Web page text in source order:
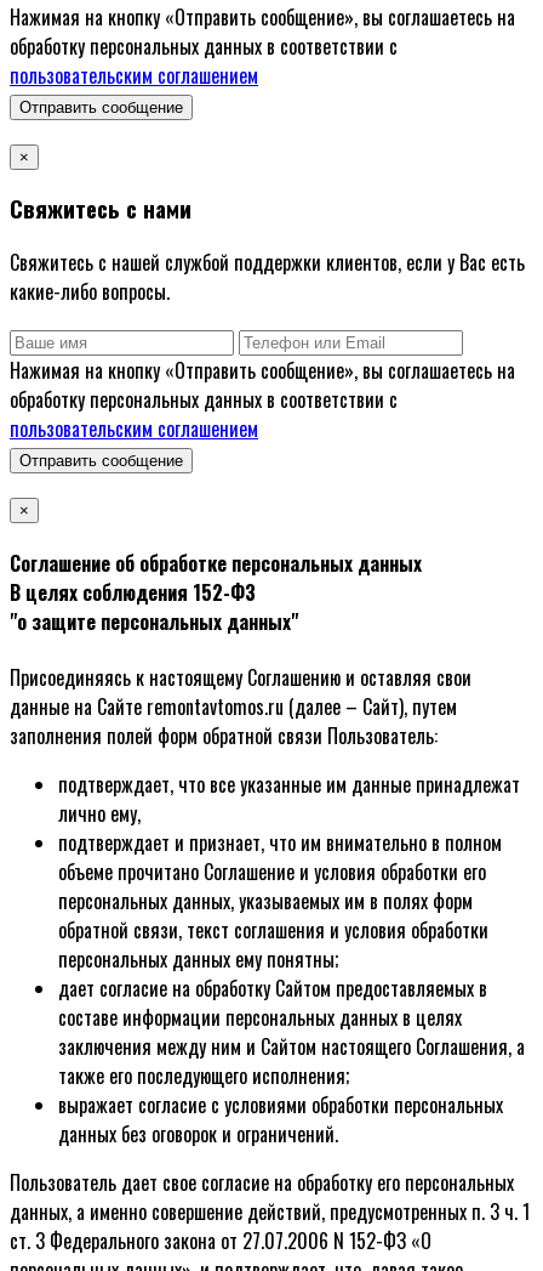
Нажимая на кнопку «Отправить сообщение», вы соглашаетесь на
обработку персональных данных в соответствии с
пользовательским соглашением
Отправить сообщение
×
Свяжитесь с нами
Свяжитесь с нашей службой поддержки клиентов, если у Вас есть
какие-либо вопросы.
Нажимая на кнопку «Отправить сообщение», вы соглашаетесь на
обработку персональных данных в соответствии с
пользовательским соглашением
Отправить сообщение
×
Соглашение об обработке персональных данных
В целях соблюдения 152-ФЗ
"о защите персональных данных"
Присоединяясь к настоящему Соглашению и оставляя свои
данные на Сайте remontavtomos.ru (далее – Сайт), путем
заполнения полей форм обратной связи Пользователь:
подтверждает, что все указанные им данные принадлежат
лично ему,
подтверждает и признает, что им внимательно в полном
объеме прочитано Соглашение и условия обработки его
персональных данных, указываемых им в полях форм
обратной связи, текст соглашения и условия обработки
персональных данных ему понятны;
дает согласие на обработку Сайтом предоставляемых в
составе информации персональных данных в целях
заключения между ним и Сайтом настоящего Соглашения, а
также его последующего исполнения;
выражает согласие с условиями обработки персональных
данных без оговорок и ограничений.
Пользователь дает свое согласие на обработку его персональных
данных, а именно совершение действий, предусмотренных п. 3 ч. 1
ст. 3 Федерального закона от 27.07.2006 N 152-ФЗ «О